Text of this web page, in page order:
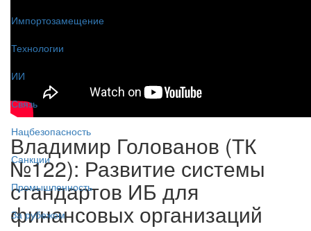
Импортозамещение
Технологии
ИИ
Связь
Нацбезопасность
Санкции
Промышленность
За рубежом
Владимир Голованов (ТК
№122): Развитие системы
стандартов ИБ для
финансовых организаций